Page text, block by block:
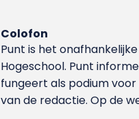
Colofon
Punt is het
Hoge­school. Punt
fungeert als podium
van de redactie. Op de